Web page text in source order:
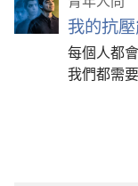
我的抗
每個人都
我們都需